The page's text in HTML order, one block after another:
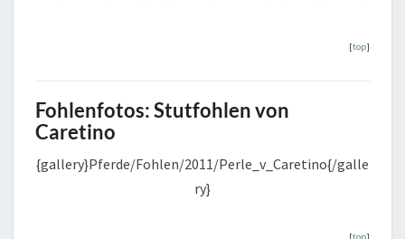
[top]
Fohlenfotos: Stutfohlen von
Caretino
{gallery}Pferde/Fohlen/2011/Perle_v_Caretino{/galle
ry}
[top]